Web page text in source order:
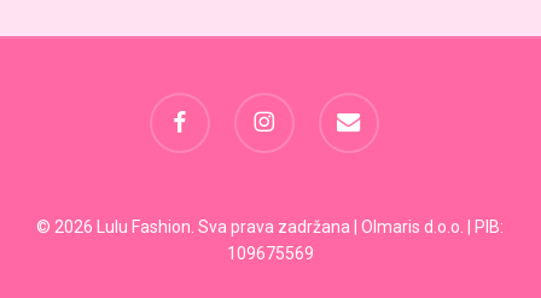
facebook instagram email
© 2026 Lulu Fashion. Sva prava zadržana | Olmaris d.o.o. | PIB:
109675569